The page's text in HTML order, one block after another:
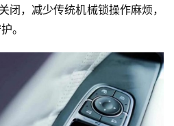
闭，减少传统机械锁操作麻烦，
。